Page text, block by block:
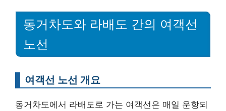
동거차도와 라배도 간의 여객선
노선
여객선 노선 개요
동거차도에서 라배도로 가는 여객선은 매일 운항되